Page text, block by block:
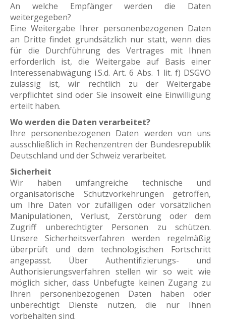
An welche Empfänger werden die Daten
weitergegeben?
Eine Weitergabe Ihrer personenbezogenen Daten
an Dritte findet grundsätzlich nur statt, wenn dies
für die Durchführung des Vertrages mit Ihnen
erforderlich ist, die Weitergabe auf Basis einer
Interessenabwägung i.S.d. Art. 6 Abs. 1 lit. f) DSGVO
zulässig ist, wir rechtlich zu der Weitergabe
verpflichtet sind oder Sie insoweit eine Einwilligung
erteilt haben.
Wo werden die Daten verarbeitet?
Ihre personenbezogenen Daten werden von uns
ausschließlich in Rechenzentren der Bundesrepublik
Deutschland und der Schweiz verarbeitet.
Sicherheit
Wir haben umfangreiche technische und
organisatorische Schutzvorkehrungen getroffen,
um Ihre Daten vor zufälligen oder vorsätzlichen
Manipulationen, Verlust, Zerstörung oder dem
Zugriff unberechtigter Personen zu schützen.
Unsere Sicherheitsverfahren werden regelmäßig
überprüft und dem technologischen Fortschritt
angepasst. Über Authentifizierungs- und
Authorisierungsverfahren stellen wir so weit wie
möglich sicher, dass Unbefugte keinen Zugang zu
Ihren personenbezogenen Daten haben oder
unberechtigt Dienste nutzen, die nur Ihnen
vorbehalten sind.